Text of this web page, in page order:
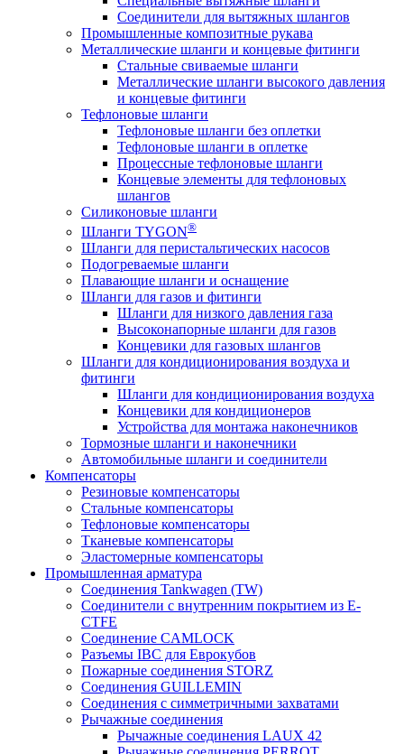
Соединители для вытяжных шлангов
Промышленные композитные рукава
Металлические шланги и концевые фитинги
Стальные свиваемые шланги
Металлические шланги высокого давления
и концевые фитинги
Тефлоновые шланги
Тефлоновые шланги без оплетки
Тефлоновые шланги в оплетке
Процессные тефлоновые шланги
Концевые элементы для тефлоновых
шлангов
Силиконовые шланги
Шланги TYGON®
Шланги для перистальтических насосов
Подогреваемые шланги
Плавающие шланги и оснащение
Шланги для газов и фитинги
Шланги для низкого давления газа
Высоконапорные шланги для газов
Концевики для газовых шлангов
Шланги для кондиционирования воздуха и
фитинги
Шланги для кондиционирования воздуха
Концевики для кондиционеров
Устройства для монтажа наконечников
Тормозные шланги и наконечники
Автомобильные шланги и соединители
Компенсаторы
Резиновые компенсаторы
Стальные компенсаторы
Тефлоновые компенсаторы
Тканевые компенсаторы
Эластомерные компенсаторы
Промышленная арматура
Соединения Tankwagen (TW)
Соединители с внутренним покрытием из E-
CTFE
Соединение CAMLOCK
Разъемы IBC для Еврокубов
Пожарные соединения STORZ
Соединения GUILLEMIN
Соединения с симметричными захватами
Рычажные соединения
Рычажные соединения LAUX 42